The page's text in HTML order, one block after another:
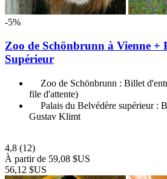
-5%
Zoo de Schönbrunn à Vienne +
Supérieur
Zoo de Schönbrunn : Billet
file d'attente)
Palais du Belvédère supérieur :
Gustav Klimt
4,8 (12)
À partir de 59,08 $US
56,12 $US